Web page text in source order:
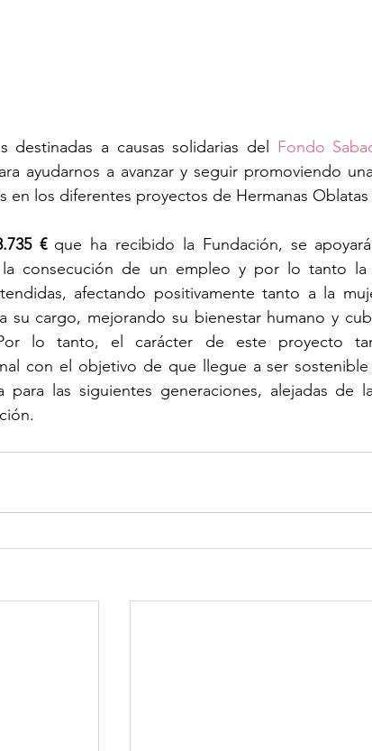
destinadas a causas solidarias del Fondo
ayudarnos a avanzar y seguir promoviendo
en los diferentes proyectos de Hermanas Oblatas
€ que ha recibido la Fundación, se
la consecución de un empleo y por lo tanto la
afectando positivamente tanto a la
su cargo, mejorando su bienestar humano y
lo tanto, el carácter de este proyecto
con el objetivo de que llegue a ser
para las siguientes generaciones, alejadas de